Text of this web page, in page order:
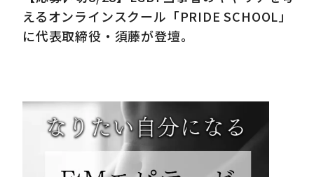
えるオンラインスクール「PRIDE SCHOOL」
に代表取締役・須藤が登壇。